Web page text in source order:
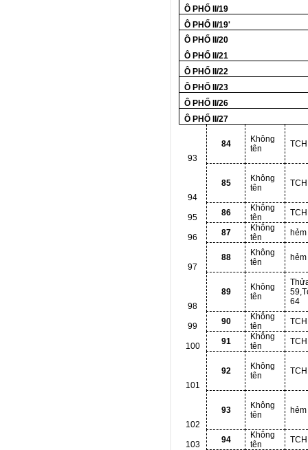
Ô PHỐ II/19
Ô PHỐ II/19'
Ô PHỐ II/20
Ô PHỐ II/21
Ô PHỐ II/22
Ô PHỐ II/23
Ô PHỐ II/26
Ô PHỐ II/27
93
84
Không
tên
94
85
Không
tên
95 86
Không
tên
96 87
Không
tên
97
88
Không
tên
98
89
Không
tên
64
99 90
Không
tên
100 91
Không
tên
101
92
Không
tên
102
93
Không
tên
103 94
Không
tên